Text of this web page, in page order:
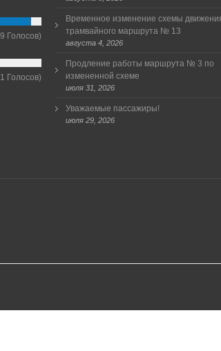
Голосов)
Голосов)
Временное изменение схемы
трамвайного маршрута № 13
августа 4, 2026
Продление работы маршрута № 3 по
измененной схеме
июля 31, 2026
Уважаемые пассажиры!
июля 29, 2026